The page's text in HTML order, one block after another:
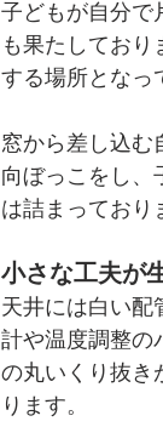
子どもが自分で
も果たしてお
する場所となっ
窓から差し込む
向ぼっこをし、
は詰まっており
小さな工夫が
天井には白い配
計や温度調整の
の丸いくり抜き
ります。